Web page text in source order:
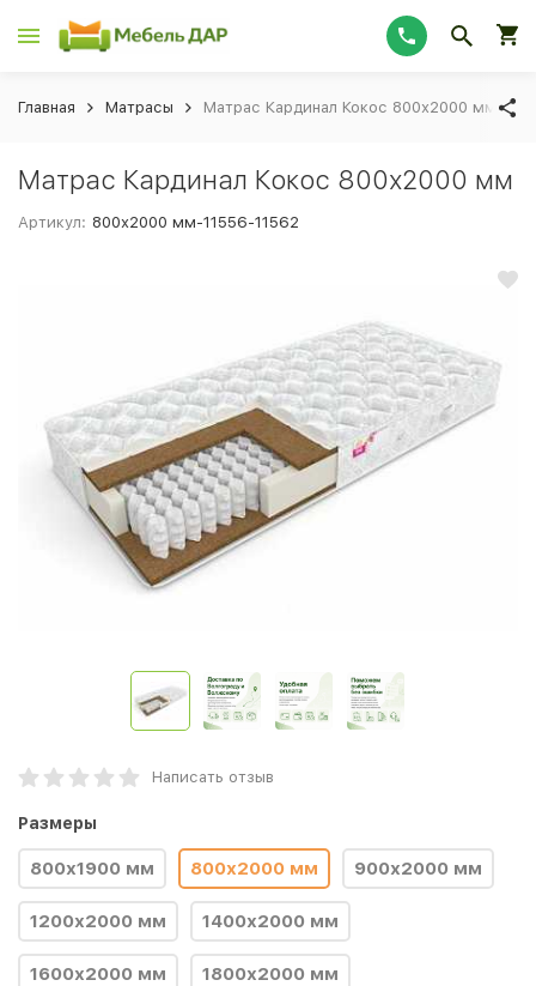
Главная Матрасы Матрас Кардинал Кокос 800х2000 мм
Матрас Кардинал Кокос 800х2000 мм
Артикул: 800х2000 мм-11556-11562
Написать отзыв
Размеры
800х1900 мм 800х2000 мм 900х2000 мм
1200х2000 мм 1400х2000 мм
1600х2000 мм 1800х2000 мм